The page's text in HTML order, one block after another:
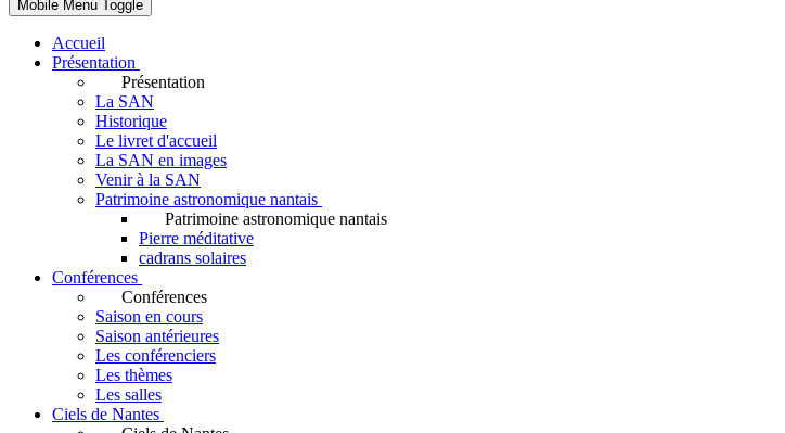
Mobile Menu Toggle
Accueil
Présentation
Présentation
La SAN
Historique
Le livret d'accueil
La SAN en images
Venir à la SAN
Patrimoine astronomique nantais
Patrimoine astronomique nantais
Pierre méditative
cadrans solaires
Conférences
Conférences
Saison en cours
Saison antérieures
Les conférenciers
Les thèmes
Les salles
Ciels de Nantes